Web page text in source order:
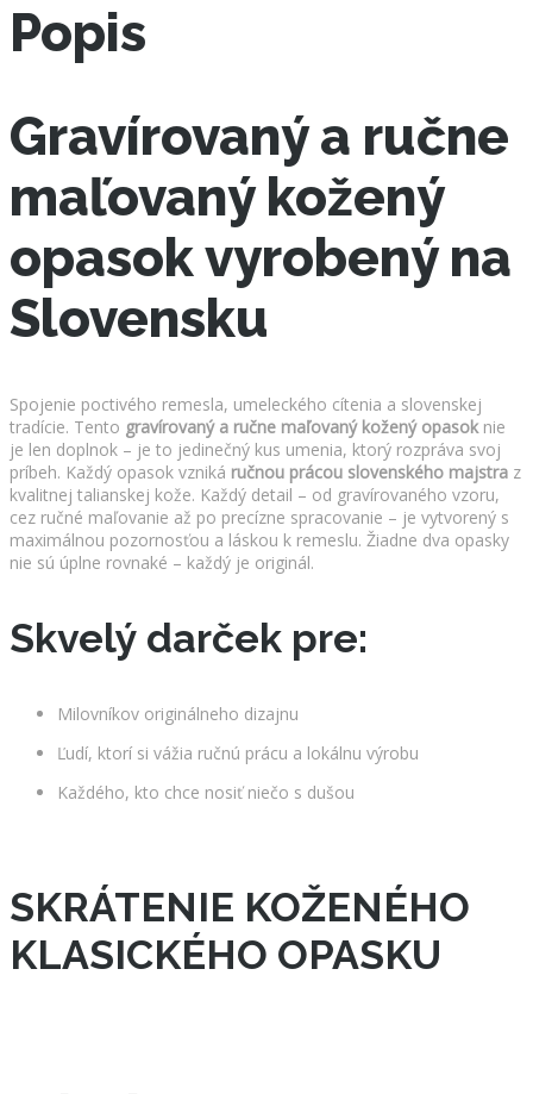
Popis
Gravírovaný a ručne
maľovaný kožený
opasok vyrobený na
Slovensku
Spojenie poctivého remesla, umeleckého cítenia a slovenskej
tradície. Tento gravírovaný a ručne maľovaný kožený opasok nie
je len doplnok – je to jedinečný kus umenia, ktorý rozpráva svoj
príbeh. Každý opasok vzniká ručnou prácou slovenského majstra z
kvalitnej talianskej kože. Každý detail – od gravírovaného vzoru,
cez ručné maľovanie až po precízne spracovanie – je vytvorený s
maximálnou pozornosťou a láskou k remeslu. Žiadne dva opasky
nie sú úplne rovnaké – každý je originál.
Skvelý darček pre:
Milovníkov originálneho dizajnu
Ľudí, ktorí si vážia ručnú prácu a lokálnu výrobu
Každého, kto chce nosiť niečo s dušou
SKRÁTENIE KOŽENÉHO
KLASICKÉHO OPASKU